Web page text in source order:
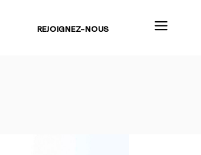
REJOIGNEZ-NOUS